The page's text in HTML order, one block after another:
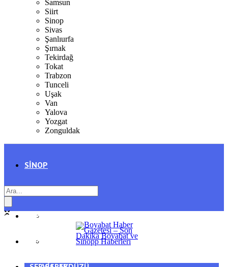
Samsun
Siirt
Sinop
Sivas
Şanlıurfa
Şırnak
Tekirdağ
Tokat
Trabzon
Tunceli
Uşak
Van
Yalova
Yozgat
Zonguldak
SINOP
AYANCIK
GENEL
SPOR